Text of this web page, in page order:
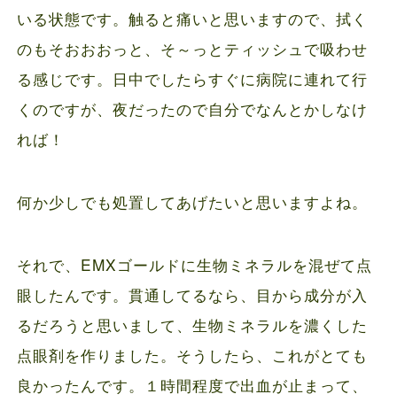
いる状態です。触ると痛いと思いますので、拭く
のもそおおおっと、そ～っとティッシュで吸わせ
る感じです。日中でしたらすぐに病院に連れて行
くのですが、夜だったので自分でなんとかしなけ
れば！
何か少しでも処置してあげたいと思いますよね。
それで、EMXゴールドに生物ミネラルを混ぜて点
眼したんです。貫通してるなら、目から成分が入
るだろうと思いまして、生物ミネラルを濃くした
点眼剤を作りました。そうしたら、これがとても
良かったんです。１時間程度で出血が止まって、